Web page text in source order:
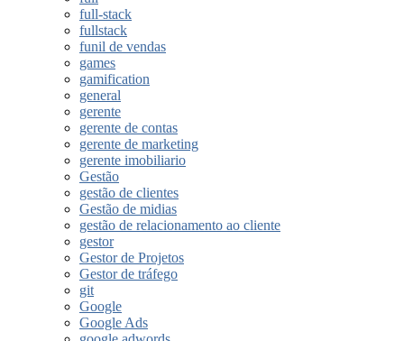
full-stack
fullstack
funil de vendas
games
gamification
general
gerente
gerente de contas
gerente de marketing
gerente imobiliario
Gestão
gestão de clientes
Gestão de midias
gestão de relacionamento ao cliente
gestor
Gestor de Projetos
Gestor de tráfego
git
Google
Google Ads